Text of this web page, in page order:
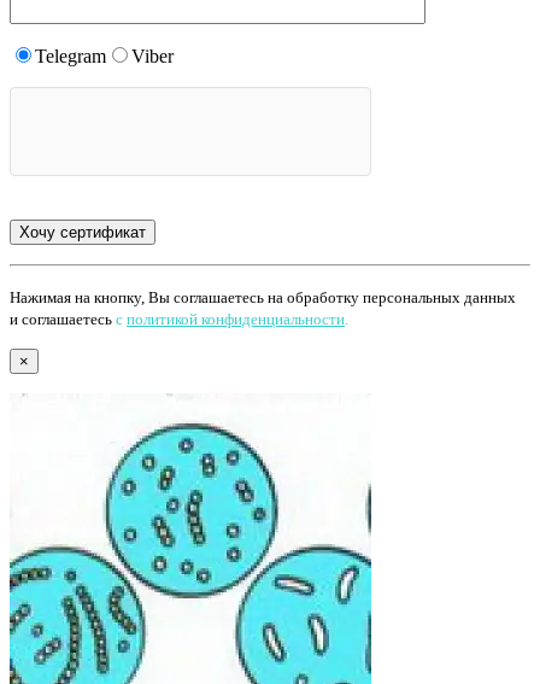
Telegram Viber
Нажимая на кнопку, Вы соглашаетесь на обработку персональных данных
и соглашаетесь с политикой конфиденциальности
×